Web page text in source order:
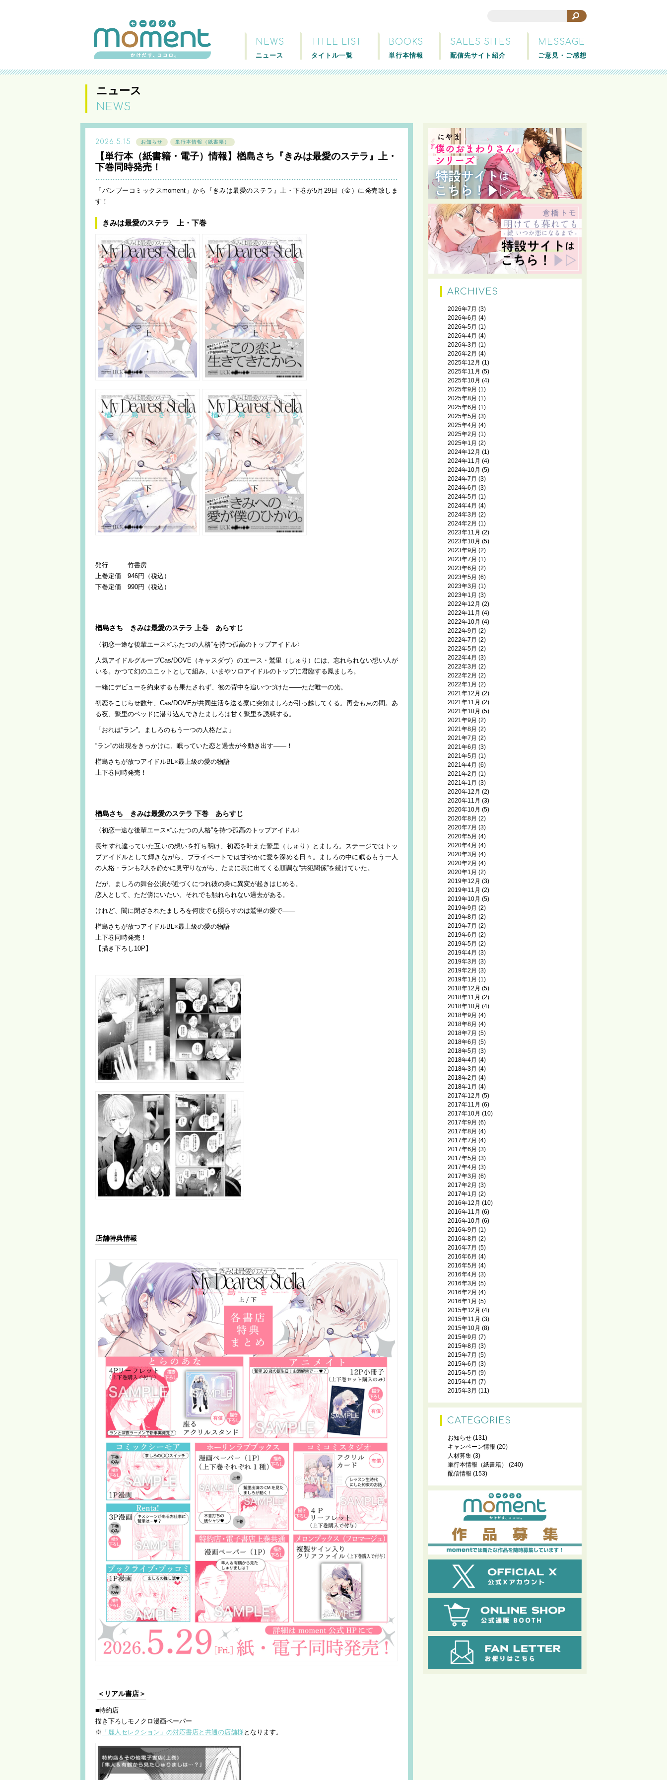
NEWS
ニュース
TITLE LIST
タイトル一覧
BOOKS
単行本情報
SALES SITES
配信先サイト紹介
MESSAGE
ご意見・ご感想
ニュース
NEWS
2026.5.15 お知らせ 単行本情報（紙書籍）
【単行本（紙書籍・電子）情報】楢島さち『きみは最愛のステラ』上・
下巻同時発売！
「バンブーコミックスmoment」から『きみは最愛のステラ』上・下巻が5月29日（金）に発売致しま
す！
きみは最愛のステラ 上・下巻
発行 竹書房
上巻定価 946円（税込）
下巻定価 990円（税込）
楢島さち きみは最愛のステラ 上巻 あらすじ
〈初恋一途な後輩エース×“ふたつの人格”を持つ孤高のトップアイドル〉
人気アイドルグループCas/DOVE（キャスダヴ）のエース・鷲里（しゅり）には、忘れられない想い人が
いる。かつて幻のユニットとして組み、いまやソロアイドルのトップに君臨する鳳ましろ。
一緒にデビューを約束するも果たされず、彼の背中を追いつづけた――ただ唯一の光。
初恋をこじらせ数年、Cas/DOVEが共同生活を送る寮に突如ましろが引っ越してくる。再会も束の間。あ
る夜、鷲里のベッドに潜り込んできたましろは甘く鷲里を誘惑する。
「おれは“ラン”。ましろのもう一つの人格だよ」
“ラン”の出現をきっかけに、眠っていた恋と過去が今動き出す――！
楢島さちが放つアイドルBL×最上級の愛の物語
上下巻同時発売！
楢島さち きみは最愛のステラ 下巻 あらすじ
〈初恋一途な後輩エース×“ふたつの人格”を持つ孤高のトップアイドル〉
長年すれ違っていた互いの想いを打ち明け、初恋を叶えた鷲里（しゅり）とましろ。ステージではトッ
プアイドルとして輝きながら、プライベートでは甘やかに愛を深める日々。ましろの中に眠るもう一人
の人格・ランも2人を静かに見守りながら、たまに表に出てくる順調な“共犯関係”を続けていた。
だが、ましろの舞台公演が近づくにつれ彼の身に異変が起きはじめる。
恋人として、ただ傍にいたい。それでも触れられない過去がある。
けれど、闇に閉ざされたましろを何度でも照らすのは鷲里の愛で――
楢島さちが放つアイドルBL×最上級の愛の物語
上下巻同時発売！
【描き下ろし10P】
店舗特典情報
＜リアル書店＞
■特約店
描き下ろしモノクロ漫画ペーパー
※ 「麗人セレクション」の対応書店と共通の店舗様 となります。
ARCHIVES
2026年7月 (3)
2026年6月 (4)
2026年5月 (1)
2026年4月 (4)
2026年3月 (1)
2026年2月 (4)
2025年12月 (1)
2025年11月 (5)
2025年10月 (4)
2025年9月 (1)
2025年8月 (1)
2025年6月 (1)
2025年5月 (3)
2025年4月 (4)
2025年2月 (1)
2025年1月 (2)
2024年12月 (1)
2024年11月 (4)
2024年10月 (5)
2024年7月 (3)
2024年6月 (3)
2024年5月 (1)
2024年4月 (4)
2024年3月 (2)
2024年2月 (1)
2023年11月 (2)
2023年10月 (5)
2023年9月 (2)
2023年7月 (1)
2023年6月 (2)
2023年5月 (6)
2023年3月 (1)
2023年1月 (3)
2022年12月 (2)
2022年11月 (4)
2022年10月 (4)
2022年9月 (2)
2022年7月 (2)
2022年5月 (2)
2022年4月 (3)
2022年3月 (2)
2022年2月 (2)
2022年1月 (2)
2021年12月 (2)
2021年11月 (2)
2021年10月 (5)
2021年9月 (2)
2021年8月 (2)
2021年7月 (2)
2021年6月 (3)
2021年5月 (1)
2021年4月 (6)
2021年2月 (1)
2021年1月 (3)
2020年12月 (2)
2020年11月 (3)
2020年10月 (5)
2020年8月 (2)
2020年7月 (3)
2020年5月 (4)
2020年4月 (4)
2020年3月 (4)
2020年2月 (4)
2020年1月 (2)
2019年12月 (3)
2019年11月 (2)
2019年10月 (5)
2019年9月 (2)
2019年8月 (2)
2019年7月 (2)
2019年6月 (2)
2019年5月 (2)
2019年4月 (3)
2019年3月 (3)
2019年2月 (3)
2019年1月 (1)
2018年12月 (5)
2018年11月 (2)
2018年10月 (4)
2018年9月 (4)
2018年8月 (4)
2018年7月 (5)
2018年6月 (5)
2018年5月 (3)
2018年4月 (4)
2018年3月 (4)
2018年2月 (4)
2018年1月 (4)
2017年12月 (5)
2017年11月 (6)
2017年10月 (10)
2017年9月 (6)
2017年8月 (4)
2017年7月 (4)
2017年6月 (3)
2017年5月 (3)
2017年4月 (3)
2017年3月 (6)
2017年2月 (3)
2017年1月 (2)
2016年12月 (10)
2016年11月 (6)
2016年10月 (6)
2016年9月 (1)
2016年8月 (2)
2016年7月 (5)
2016年6月 (4)
2016年5月 (4)
2016年4月 (3)
2016年3月 (5)
2016年2月 (4)
2016年1月 (5)
2015年12月 (4)
2015年11月 (3)
2015年10月 (8)
2015年9月 (7)
2015年8月 (3)
2015年7月 (5)
2015年6月 (3)
2015年5月 (9)
2015年4月 (7)
2015年3月 (11)
CATEGORIES
お知らせ (131)
キャンペーン情報 (20)
人材募集 (3)
単行本情報（紙書籍）
(240)
配信情報 (153)